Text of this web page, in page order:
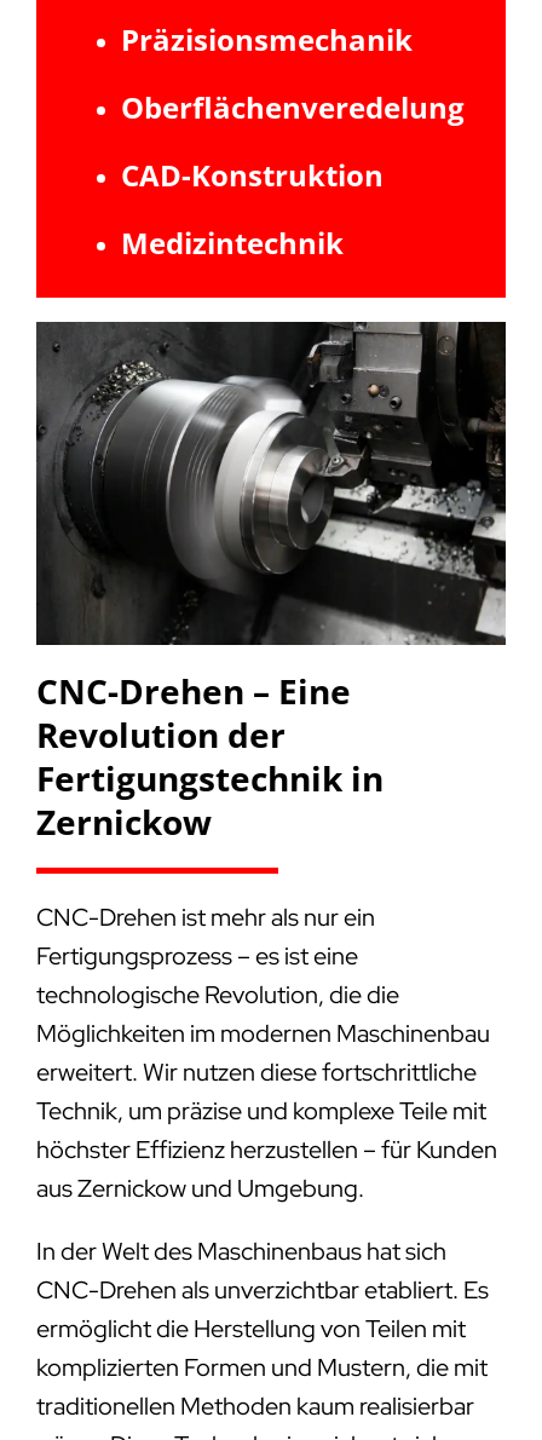
Präzisionsmechanik
Oberflächenveredelung
CAD-Konstruktion
Medizintechnik
CNC-Drehen – Eine
Revolution der
Fertigungstechnik in
Zernickow
CNC-Drehen ist mehr als nur ein
Fertigungsprozess – es ist eine
technologische Revolution, die die
Möglichkeiten im modernen Maschinenbau
erweitert. Wir nutzen diese fortschrittliche
Technik, um präzise und komplexe Teile mit
höchster Effizienz herzustellen – für Kunden
aus Zernickow und Umgebung.
In der Welt des Maschinenbaus hat sich
CNC-Drehen als unverzichtbar etabliert. Es
ermöglicht die Herstellung von Teilen mit
komplizierten Formen und Mustern, die mit
traditionellen Methoden kaum realisierbar